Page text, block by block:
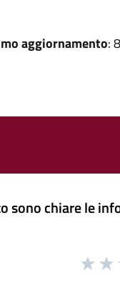
aggiornamento:
sono chiare le